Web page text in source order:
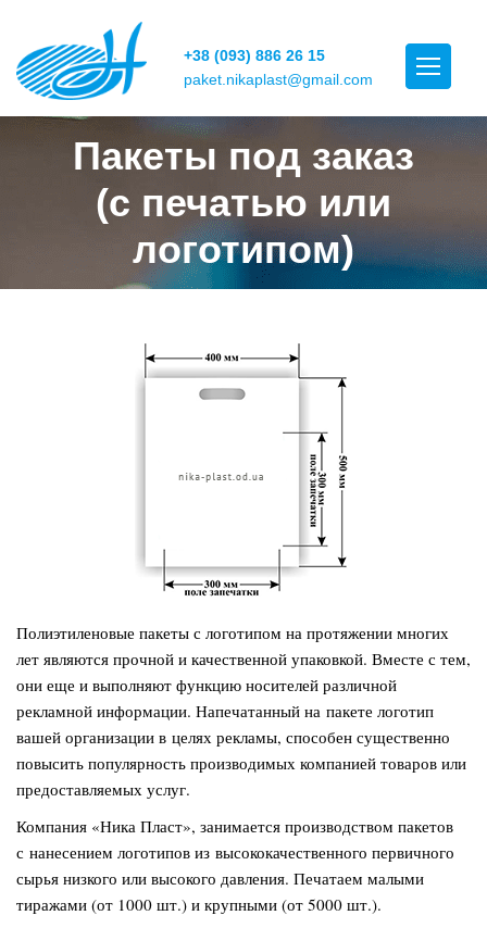
+38 (093) 886 26 15
paket.nikaplast@gmail.com
Пакеты под заказ
(с печатью или
логотипом)
Полиэтиленовые пакеты с логотипом на протяжении многих
лет являются прочной и качественной упаковкой. Вместе с тем,
они еще и выполняют функцию носителей различной
рекламной информации. Напечатанный на пакете логотип
вашей организации в целях рекламы, способен существенно
повысить популярность производимых компанией товаров или
предоставляемых услуг.
Компания «Ника Пласт», занимается производством пакетов
с нанесением логотипов из высококачественного первичного
сырья низкого или высокого давления. Печатаем малыми
тиражами (от 1000 шт.) и крупными (от 5000 шт.).